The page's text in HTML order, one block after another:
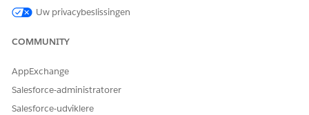
LØSTE DENNE ARTIKEL DIT PROBLEM?
Uw privacybeslissingen
COMMUNITY
AppExchange
Salesforce-administratorer
Salesforce-udviklere